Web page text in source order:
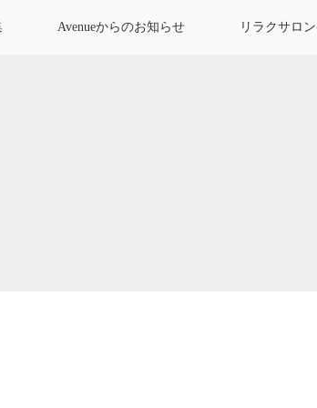
Avenueからのお知らせ リラクサロ